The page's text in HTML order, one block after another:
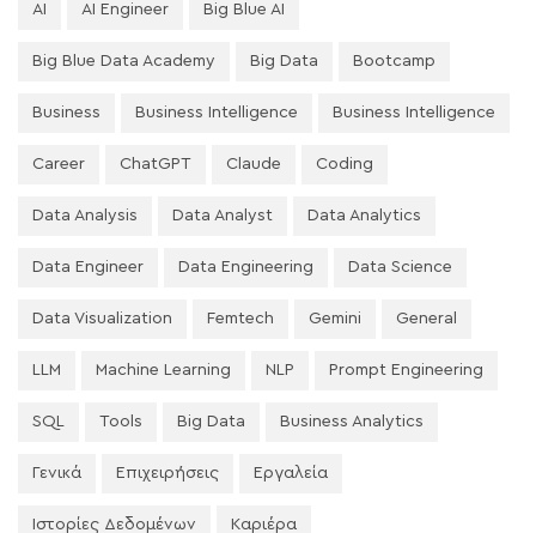
AI AI Engineer Big Blue AI
Big Blue Data Academy Big Data Bootcamp
Business Business Intelligence Business Intelligence
Career ChatGPT Claude Coding
Data Analysis Data Analyst Data Analytics
Data Engineer Data Engineering Data Science
Data Visualization Femtech Gemini General
LLM Machine Learning NLP Prompt Engineering
SQL Tools Big Data Business Analytics
Γενικά Επιχειρήσεις Εργαλεία
Ιστορίες Δεδομένων Καριέρα